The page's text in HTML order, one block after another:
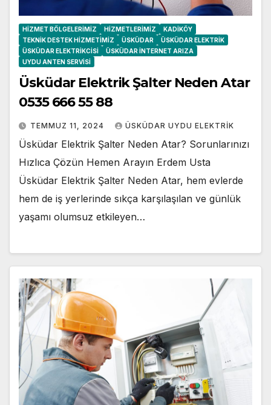
HIZMET BÖLGELERIMIZ HIZMETLERIMIZ
KADIKÖY
TEKNIK DESTEK HIZMETIMIZ
ÜSKÜDAR
ÜSKÜDAR ELEKTRIK
ÜSKÜDAR ELEKTRIKCISI
ÜSKÜDAR İNTERNET ARIZA
UYDU ANTEN SERVISI
Üsküdar Elektrik Şalter Neden Atar
0535 666 55 88
TEMMUZ 11, 2024 ÜSKÜDAR UYDU ELEKTRIK
Üsküdar Elektrik Şalter Neden Atar? Sorunlarınızı
Hızlıca Çözün Hemen Arayın Erdem Usta
Üsküdar Elektrik Şalter Neden Atar, hem evlerde
hem de iş yerlerinde sıkça karşılaşılan ve günlük
yaşamı olumsuz etkileyen…